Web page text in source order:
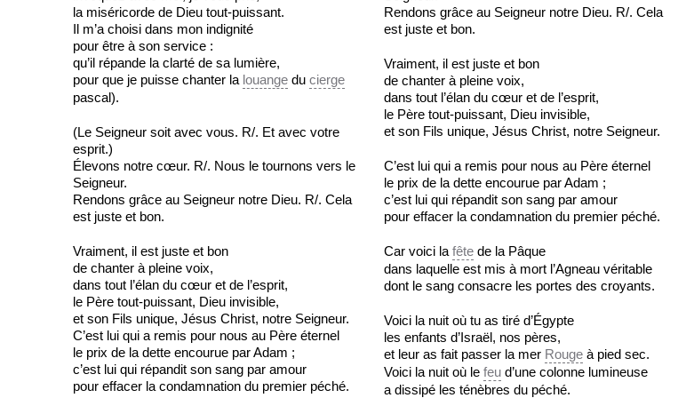
la miséricorde de Dieu tout-puissant.
Il m’a choisi dans mon indignité
pour être à son service :
qu’il répande la clarté de sa lumière,
pour que je puisse chanter la louange du cierge
pascal).
(Le Seigneur soit avec vous. R/. Et avec votre
esprit.)
Élevons notre cœur. R/. Nous le tournons vers le
Seigneur.
Rendons grâce au Seigneur notre Dieu. R/. Cela
est juste et bon.
Vraiment, il est juste et bon
de chanter à pleine voix,
dans tout l’élan du cœur et de l’esprit,
le Père tout-puissant, Dieu invisible,
et son Fils unique, Jésus Christ, notre Seigneur.
C’est lui qui a remis pour nous au Père éternel
le prix de la dette encourue par Adam ;
c’est lui qui répandit son sang par amour
pour effacer la condamnation du premier péché.
Rendons grâce au Seigneur notre Dieu. R/. Cela
est juste et bon.
Vraiment, il est juste et bon
de chanter à pleine voix,
dans tout l’élan du cœur et de l’esprit,
le Père tout-puissant, Dieu invisible,
et son Fils unique, Jésus Christ, notre Seigneur.
C’est lui qui a remis pour nous au Père éternel
le prix de la dette encourue par Adam ;
c’est lui qui répandit son sang par amour
pour effacer la condamnation du premier péché.
Car voici la fête de la Pâque
dans laquelle est mis à mort l’Agneau véritable
dont le sang consacre les portes des croyants.
Voici la nuit où tu as tiré d’Égypte
les enfants d’Israël, nos pères,
et leur as fait passer la mer Rouge à pied sec.
Voici la nuit où le feu d’une colonne lumineuse
a dissipé les ténèbres du péché.